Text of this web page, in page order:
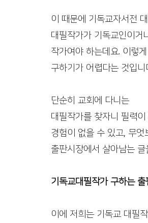
이 때문에 기독교자서전
대필작가가 기독교인이거
작가여야 하는데요. 이렇
구하기가 어렵다는 것입니
단순히 교회에 다니는
대필작가를 찾자니 필력
경험이 없을 수 있고, 무
출판시장에서 살아남는
기독교대필작가 구하는 출
이에 저희는 기독교 대필